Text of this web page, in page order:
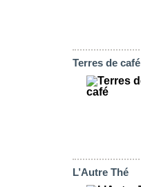
Terres de café
L’Autre Thé